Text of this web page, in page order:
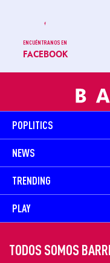
ENCUÉNTRANOS EN
FACEBOOK
POPLITICS
NEWS
TRENDING
PLAY
TODOS SOMOS